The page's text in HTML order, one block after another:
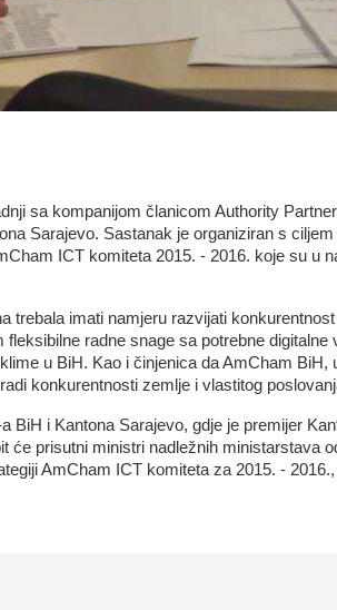
sa kompanijom članicom Authority
Sarajevo. Sastanak je organiziran s
ICT komiteta 2015. - 2016. koje su u
trebala imati namjeru razvijati
fleksibilne radne snage sa potrebne
u BiH. Kao i činjenica da AmCham
konkurentnosti zemlje i vlastitog
BiH i Kantona Sarajevo, gdje je premijer
će prisutni ministri nadležnih ministarstava
AmCham ICT komiteta za 2015. -